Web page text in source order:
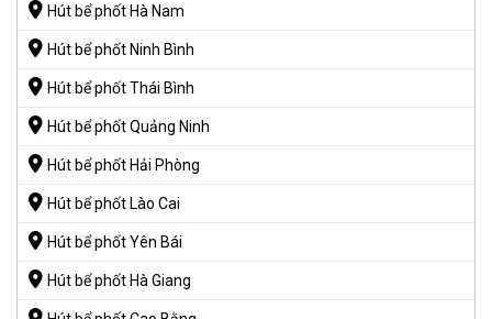
Hút bể phốt Hà Nam
Hút bể phốt Ninh Bình
Hút bể phốt Thái Bình
Hút bể phốt Quảng Ninh
Hút bể phốt Hải Phòng
Hút bể phốt Lào Cai
Hút bể phốt Yên Bái
Hút bể phốt Hà Giang